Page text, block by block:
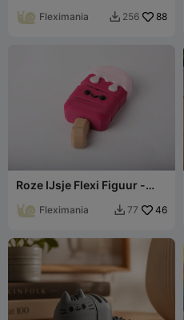
Fleximania  256 88
Roze IJsje Flexi Figuur -
Fleximania  77 46